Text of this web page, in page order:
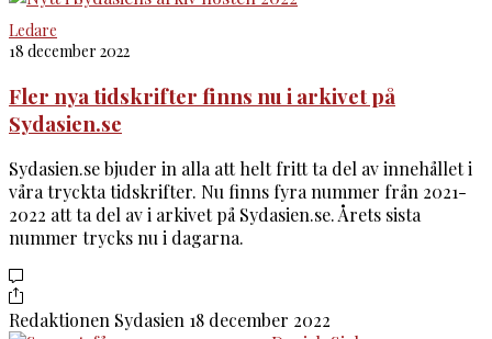
Ledare
18 december 2022
Fler nya tidskrifter finns nu i arkivet på
Sydasien.se
Sydasien.se bjuder in alla att helt fritt ta del av innehållet i
våra tryckta tidskrifter. Nu finns fyra nummer från 2021-
2022 att ta del av i arkivet på Sydasien.se. Årets sista
nummer trycks nu i dagarna.
Redaktionen Sydasien 18 december 2022